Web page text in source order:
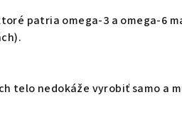
patria omega-3 a omega-6
telo nedokáže vyrobiť samo a